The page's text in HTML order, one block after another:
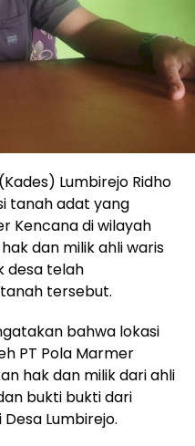
Lumbirejo Ridho
tanah adat yang
Kencana di wilayah
dan milik ahli waris
desa telah
tersebut.
bahwa lokasi
PT Pola Marmer
hak dan milik dari ahli
bukti bukti dari
Lumbirejo.